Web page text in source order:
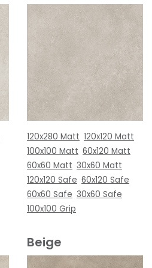
120x280 Matt 120x120 Matt
100x100 Matt 60x120 Matt
60x60 Matt 30x60 Matt
120x120 Safe 60x120 Safe
60x60 Safe 30x60 Safe
100x100 Grip
Beige